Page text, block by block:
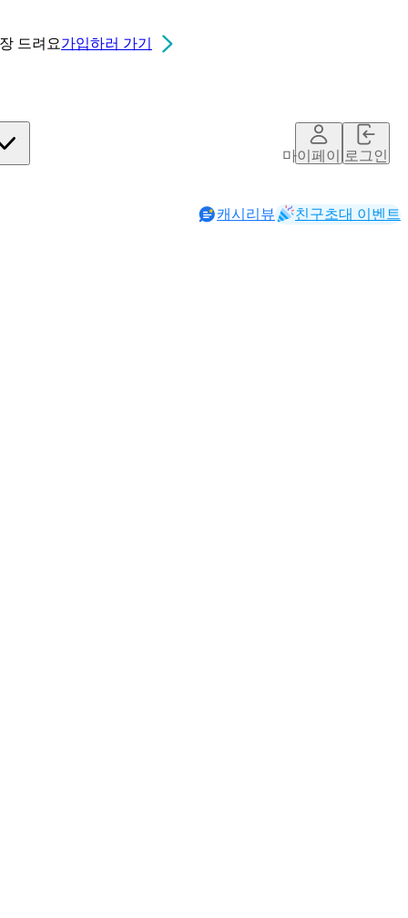
드려요가입하러 가기
마이페이지로그인
캐시리뷰 친구초대 이벤트